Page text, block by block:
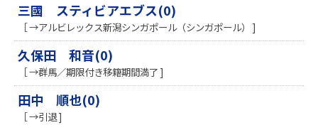
三國 スティビアエブス(0)
［ →アルビレックス新潟シンガポール（シンガポール） ]
久保田 和音(0)
［ →群馬／期限付き移籍期間満了 ]
田中 順也(0)
［ →引退 ]